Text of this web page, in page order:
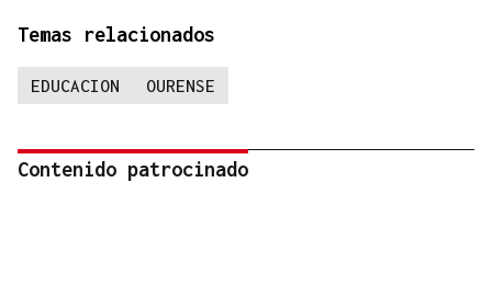
Temas relacionados
EDUCACION OURENSE
Contenido patrocinado